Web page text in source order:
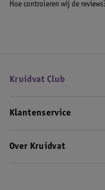
Hoe controleren wij de
Kruidvat Club
Klantenservice
Over Kruidvat